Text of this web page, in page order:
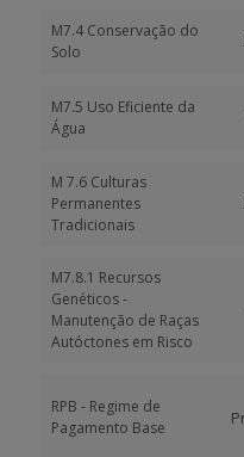
M7.4 Conservação do
Solo
M7.5 Uso Eficiente da
Água
M 7.6 Culturas
Permanentes
Tradicionais
M7.8.1 Recursos
Genéticos -
Manutenção de Raças
Autóctones em Risco
RPB - Regime de
Pagamento Base